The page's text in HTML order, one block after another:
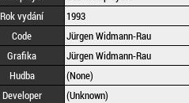
Rok vydání
1993
Code
Jürgen Widmann-Rau
Grafika
Jürgen Widmann-Rau
Hudba
(None)
Developer
(Unknown)